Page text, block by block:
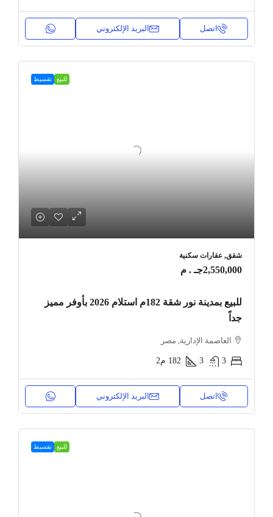
اتصل البريد الإلكتروني
للبيع تقسيط
شقق, عقارات سكنية
2,550,000جـ . م
للبيع بمدينة نور شقة 182م استلام 2026 بأوفر مميز
جداً
العاصمة الإدارية, مصر
3
3
182 م2
اتصل البريد الإلكتروني
للبيع تقسيط